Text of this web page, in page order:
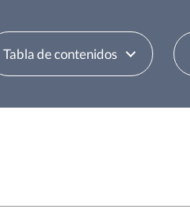
Tabla de contenidos